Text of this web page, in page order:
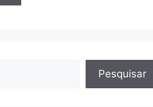
Pesquisar